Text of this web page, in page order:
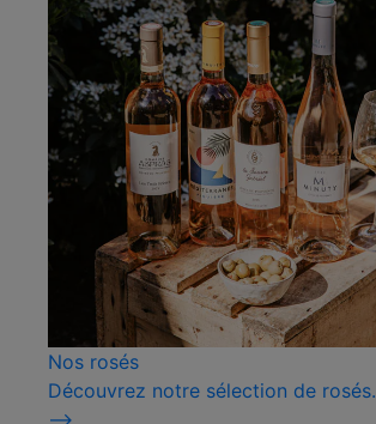
Nos rosés
Découvrez notre sélection de rosés.
⟶